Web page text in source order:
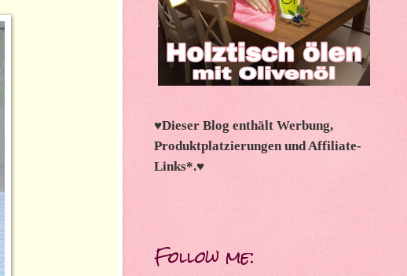
♥Dieser Blog enthält Werbung,
Produktplatzierungen und Affiliate-
Links*.♥
Follow me: